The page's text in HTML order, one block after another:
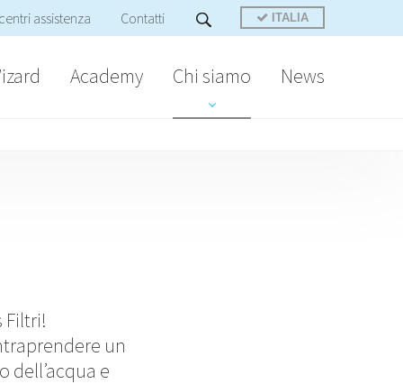
ITALIA
assistenza Contatti
Academy Chi siamo News
Filtri!
un
dell’acqua e